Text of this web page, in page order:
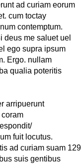
ad curiam eorum
cum toctay
contemptum.
deus me saluet uel
ego supra ipsum
Ergo. nullam
qualia poteritis
arripuerunt
fuit locutus.
ad curiam suam
suis gentibus